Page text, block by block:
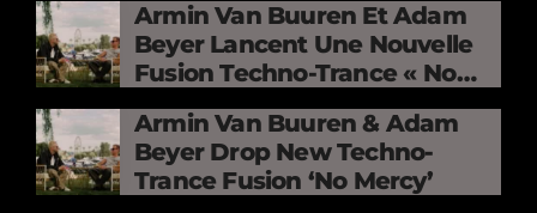
Armin Van Buuren Et Adam
Beyer Lancent Une Nouvelle
Fusion Techno-Trance « No
Mercy »
Armin Van Buuren & Adam
Beyer Drop New Techno-
Trance Fusion ‘No Mercy’